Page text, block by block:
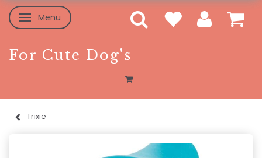
Skifte navigation
Menu
For Cute Dog's
Trixie